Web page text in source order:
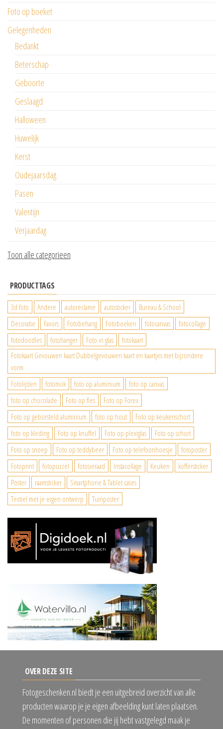
Foto op boeket
Gelegenheden
Bedankt
Beterschap
Geboorte
Geslaagd
Halloween
Huwelijk
Kerst
Oudejaarsdag
Pasen
Valentijn
Verjaardag
Toon alle categorieen
PRODUCTTAGS
3d foto Andere autoreclame autosticker
Bureau & School
Decoratie
Favors Fotobehang Fotoboeken fotocanvas
fotocollage
fotodoodles
fotohanger Foto in glas
fotokaart
Fotokaart Gevouwen kaart Dubbelgevouwen kaart en kaartjes met bijzondere
vorm
Fotolijsten
fotomok foto op aluminium
foto op canvas
foto op chocolade
Foto op fles
Foto op Forex
Foto op geborsteld aluminium
foto op hout
Foto op keukenschort
foto op kleding
Foto op knuffel Foto op plexiglas
Foto op schort
Foto op snoep
Foto op teddybeer Foto op telefoonhoesje
fotoposter
Fotoprint
fotopuzzel fotosieraad Instacollage Keuken
koffersticker
Poster
raamsticker
Smartphone & Tablet cases
Textiel met je eigen ontwerp
Tuinposter
OVER DEZE SITE
Fotogeschenken.nl biedt je een uitgebreid overzicht van alle
producten waarop je je eigen afbeelding kunt laten plaatsen.
De momenten of personen die jij hebt vastgelegd maak je